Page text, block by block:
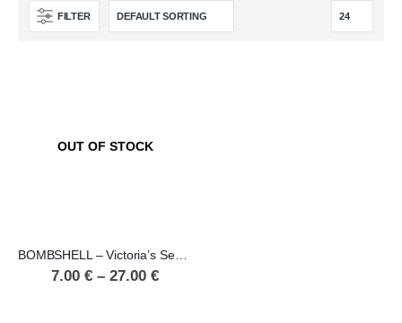
FILTER
OUT OF STOCK
BOMBSHELL – Victoria’s Secret
7.00 € – 27.00 €